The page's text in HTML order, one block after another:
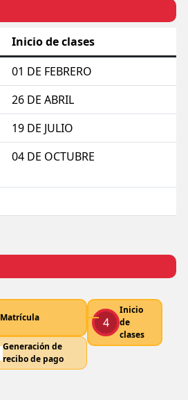
Inicio de clases
01 DE FEBRERO
26 DE ABRIL
19 DE JULIO
04 DE OCTUBRE
Matrícula
Generación de
recibo de pago
4
Inicio
de
clases